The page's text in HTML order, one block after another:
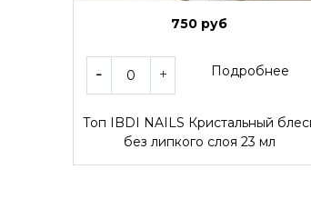
750 руб
Подробнее
Топ IBDI NAILS Кристальный
без липкого слоя 23 мл